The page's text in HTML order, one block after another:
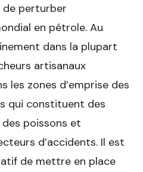
de perturber
en pétrole. Au
dans la plupart
artisanaux
les zones d’emprise des
qui constituent des
poissons et
d’accidents. Il est
de mettre en place